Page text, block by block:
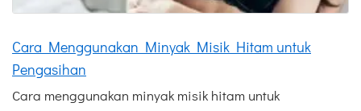
Cara Menggunakan Minyak Misik Hitam untuk
Pengasihan
Cara menggunakan minyak misik hitam untuk